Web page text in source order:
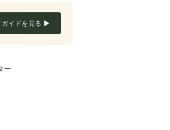
ガイドを見る ▶
ー